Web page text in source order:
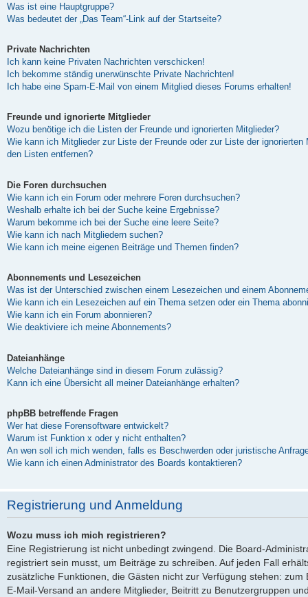
Was ist eine Hauptgruppe?
Was bedeutet der „Das Team“-Link auf der Startseite?
Private Nachrichten
Ich kann keine Privaten Nachrichten verschicken!
Ich bekomme ständig unerwünschte Private Nachrichten!
Ich habe eine Spam-E-Mail von einem Mitglied dieses Forums erhalten!
Freunde und ignorierte Mitglieder
Wozu benötige ich die Listen der Freunde und ignorierten Mitglieder?
Wie kann ich Mitglieder zur Liste der Freunde oder zur Liste der
den Listen entfernen?
Die Foren durchsuchen
Wie kann ich ein Forum oder mehrere Foren durchsuchen?
Weshalb erhalte ich bei der Suche keine Ergebnisse?
Warum bekomme ich bei der Suche eine leere Seite?
Wie kann ich nach Mitgliedern suchen?
Wie kann ich meine eigenen Beiträge und Themen finden?
Abonnements und Lesezeichen
Was ist der Unterschied zwischen einem Lesezeichen und einem
Wie kann ich ein Lesezeichen auf ein Thema setzen oder ein Thema
Wie kann ich ein Forum abonnieren?
Wie deaktiviere ich meine Abonnements?
Dateianhänge
Welche Dateianhänge sind in diesem Forum zulässig?
Kann ich eine Übersicht all meiner Dateianhänge erhalten?
phpBB betreffende Fragen
Wer hat diese Forensoftware entwickelt?
Warum ist Funktion x oder y nicht enthalten?
An wen soll ich mich wenden, falls es Beschwerden oder juristische
Wie kann ich einen Administrator des Boards kontaktieren?
Registrierung und Anmeldung
Wozu muss ich mich registrieren?
Eine Registrierung ist nicht unbedingt zwingend. Die Board-
registriert sein musst, um Beiträge zu schreiben. Auf jeden Fall
zusätzliche Funktionen, die Gästen nicht zur Verfügung stehen: zum
E-Mail-Versand an andere Mitglieder, Beitritt zu Benutzergruppen